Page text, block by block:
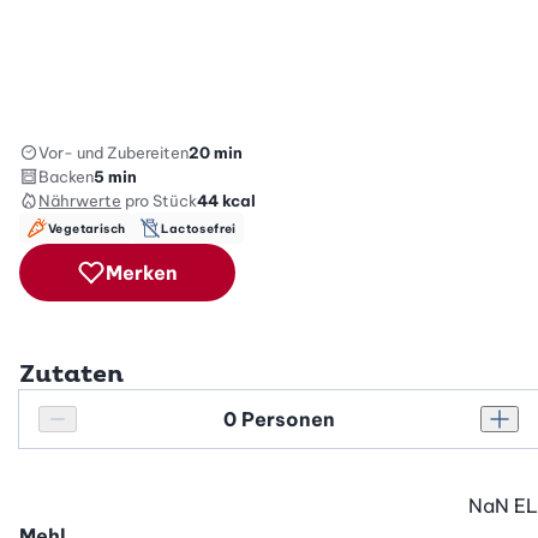
Vor- und Zubereiten20 min
Backen5 min
Nährwerte pro Stück44kcal
Vegetarisch Lactosefrei
Merken
Zutaten
Personenanzahl verringern
Personenanzahl
NaN EL